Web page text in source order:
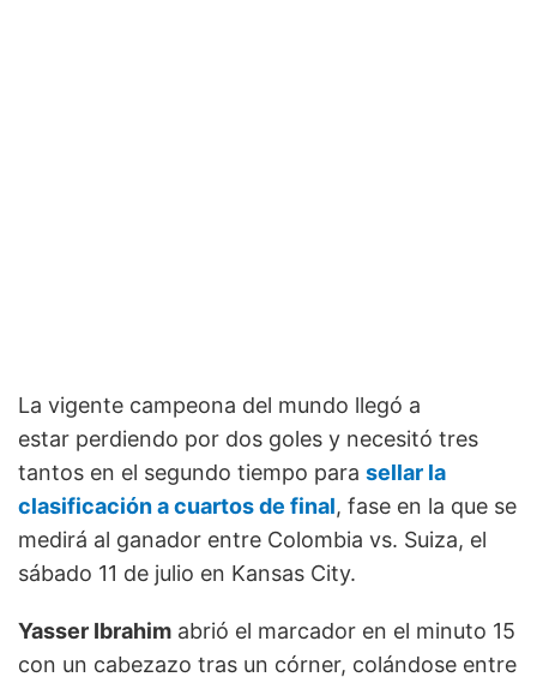
La vigente campeona del mundo llegó a
estar perdiendo por dos goles y necesitó tres
tantos en el segundo tiempo para sellar la
clasificación a cuartos de final, fase en la que se
medirá al ganador entre Colombia vs. Suiza, el
sábado 11 de julio en Kansas City.
Yasser Ibrahim abrió el marcador en el minuto 15
con un cabezazo tras un córner, colándose entre